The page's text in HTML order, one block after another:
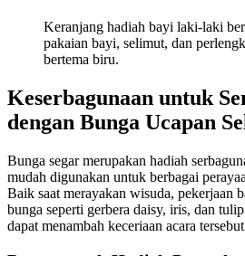
Keranjang hadiah bayi laki-laki
pakaian bayi, selimut, dan
bertema biru.
Keserbagunaan untuk
dengan Bunga Ucapan
Bunga segar merupakan hadiah
mudah digunakan untuk berbagai
Baik saat merayakan wisuda, pekerjaan
bunga seperti gerbera daisy, iris, dan
dapat menambah keceriaan acara